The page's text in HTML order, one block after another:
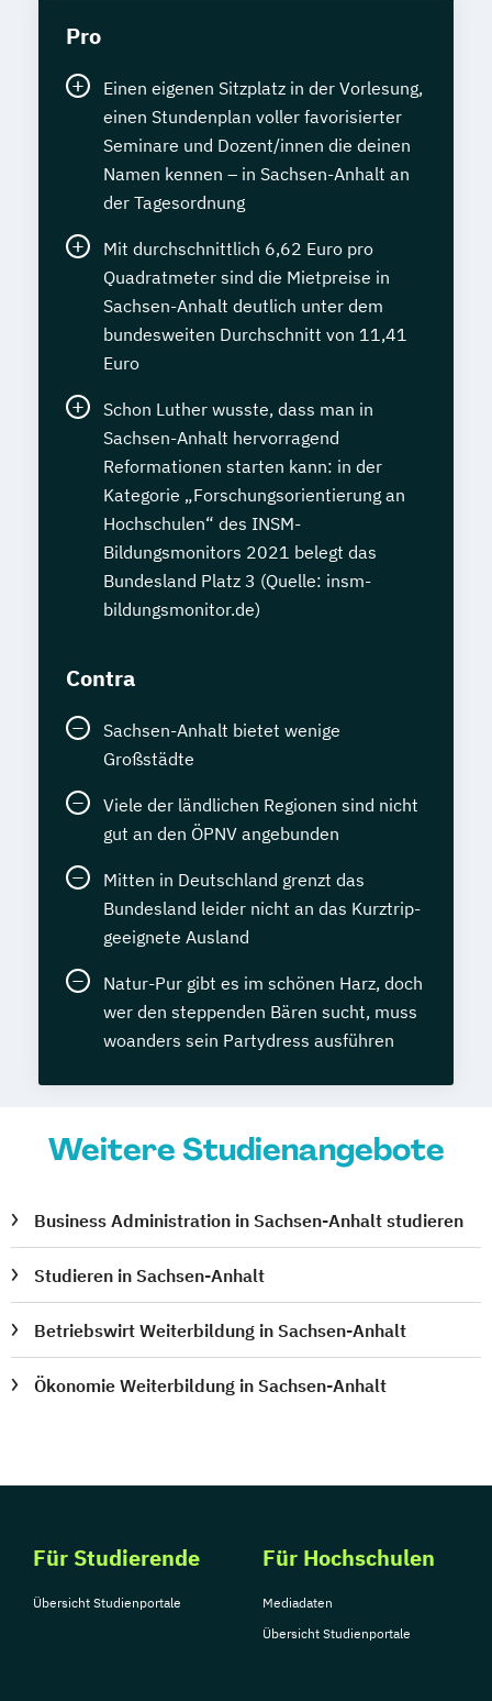
Pro
Einen eigenen Sitzplatz in der Vorlesung,
einen Stundenplan voller favorisierter
Seminare und Dozent/innen die deinen
Namen kennen – in Sachsen-Anhalt an
der Tagesordnung
Mit durchschnittlich 6,62 Euro pro
Quadratmeter sind die Mietpreise in
Sachsen-Anhalt deutlich unter dem
bundesweiten Durchschnitt von 11,41
Euro
Schon Luther wusste, dass man in
Sachsen-Anhalt hervorragend
Reformationen starten kann: in der
Kategorie „Forschungsorientierung an
Hochschulen“ des INSM-
Bildungsmonitors 2021 belegt das
Bundesland Platz 3 (Quelle: insm-
bildungsmonitor.de)
Contra
Sachsen-Anhalt bietet wenige
Großstädte
Viele der ländlichen Regionen sind nicht
gut an den ÖPNV angebunden
Mitten in Deutschland grenzt das
Bundesland leider nicht an das Kurztrip-
geeignete Ausland
Natur-Pur gibt es im schönen Harz, doch
wer den steppenden Bären sucht, muss
woanders sein Partydress ausführen
Weitere Studienangebote
Business Administration in Sachsen-Anhalt studieren
Studieren in Sachsen-Anhalt
Betriebswirt Weiterbildung in Sachsen-Anhalt
Ökonomie Weiterbildung in Sachsen-Anhalt
Für Studierende
Übersicht Studienportale
Für Hochschulen
Mediadaten
Übersicht Studienportale